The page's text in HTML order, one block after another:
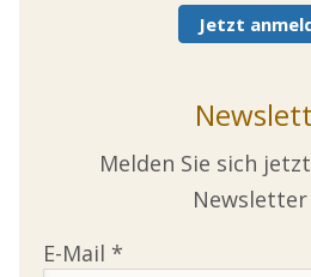
Jetzt
Melden Sie sich
Newsletter